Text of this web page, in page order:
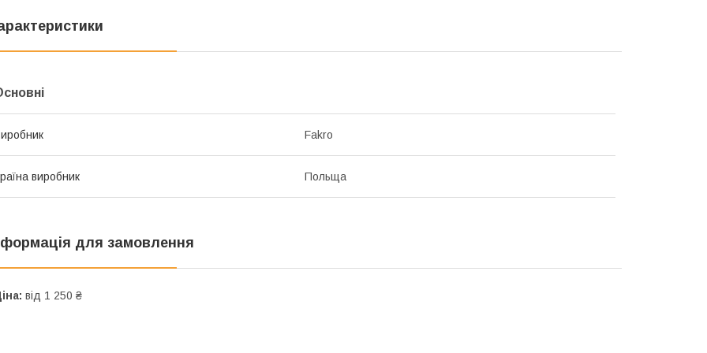
Fakro
виробник Польща
для замовлення
від 1 250 ₴